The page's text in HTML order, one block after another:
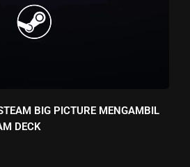
BIG PICTURE MENGAMBIL
DECK